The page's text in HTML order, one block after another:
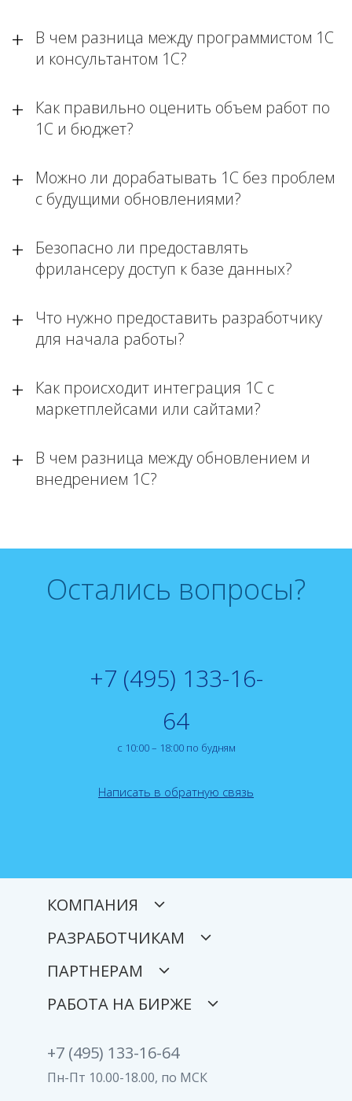
В чем разница между программистом 1С
и консультантом 1С?
Как правильно оценить объем работ по
1С и бюджет?
Можно ли дорабатывать 1С без проблем
с будущими обновлениями?
Безопасно ли предоставлять
фрилансеру доступ к базе данных?
Что нужно предоставить разработчику
для начала работы?
Как происходит интеграция 1С с
маркетплейсами или сайтами?
В чем разница между обновлением и
внедрением 1С?
Остались вопросы?
+7 (495) 133-16-
64
с 10:00 – 18:00 по будням
Написать в обратную связь
КОМПАНИЯ
РАЗРАБОТЧИКАМ
ПАРТНЕРАМ
РАБОТА НА БИРЖЕ
+7 (495) 133-16-64
Пн-Пт 10.00-18.00, по МСК